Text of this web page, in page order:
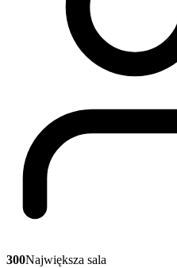
300Największa sala